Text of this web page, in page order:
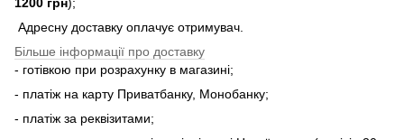
Адресну доставку оплачує отримувач.
Більше інформації про доставку
- готівкою при розрахунку в магазині;
- платіж на карту Приватбанку, Монобанку;
- платіж за реквізитами;